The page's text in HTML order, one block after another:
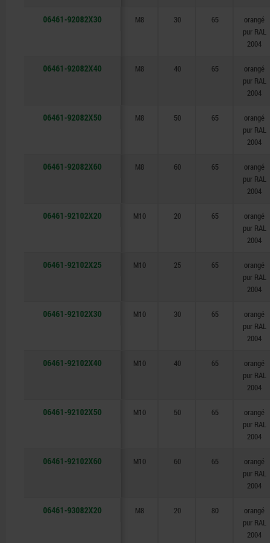
06461-92082X30 M8 30 65
orangé
pur RAL
2004
06461-92082X40 M8 40 65
orangé
pur RAL
2004
06461-92082X50 M8 50 65
orangé
pur RAL
2004
06461-92082X60 M8 60 65
orangé
pur RAL
2004
06461-92102X20 M10 20 65
orangé
pur RAL
2004
06461-92102X25 M10 25 65
orangé
pur RAL
2004
06461-92102X30 M10 30 65
orangé
pur RAL
2004
06461-92102X40 M10 40 65
orangé
pur RAL
2004
06461-92102X50 M10 50 65
orangé
pur RAL
2004
06461-92102X60 M10 60 65
orangé
pur RAL
2004
06461-93082X20 M8 20 80
orangé
pur RAL
2004